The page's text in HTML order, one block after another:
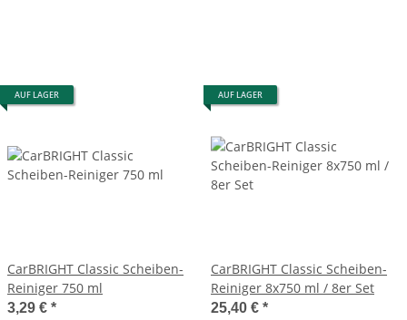
AUF LAGER
CarBRIGHT Classic Scheiben-
Reiniger 750 ml
3,29 € *
AUF LAGER
CarBRIGHT Classic Scheiben-
Reiniger 8x750 ml / 8er Set
25,40 € *